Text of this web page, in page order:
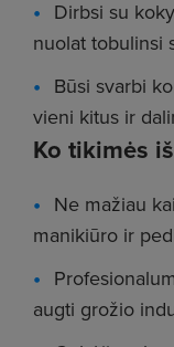
Dirbsi su
nuolat tobulinsi
Būsi svarbi
vieni kitus ir
Ko tikimės
Ne mažiau
manikiūro ir
augti grožio